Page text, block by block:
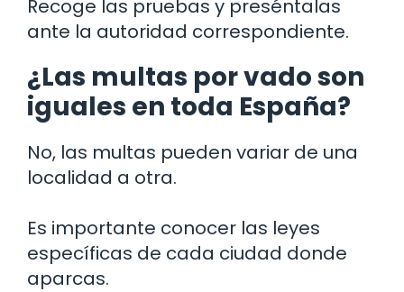
Recoge las pruebas y preséntalas
ante la autoridad correspondiente.
¿Las multas por vado son
iguales en toda España?
No, las multas pueden variar de una
localidad a otra.
Es importante conocer las leyes
específicas de cada ciudad donde
aparcas.